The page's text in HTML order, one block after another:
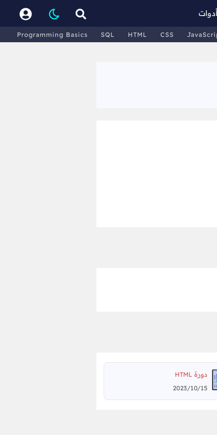
أدوات
Programming Basics SQL HTML CSS
دورة HTML
2023/10/15